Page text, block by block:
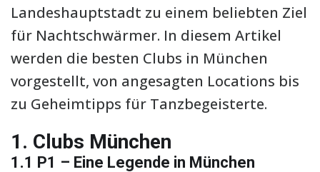
Landeshauptstadt zu einem beliebten Ziel
für Nachtschwärmer. In diesem Artikel
werden die besten Clubs in München
vorgestellt, von angesagten Locations bis
zu Geheimtipps für Tanzbegeisterte.
1. Clubs München
1.1 P1 – Eine Legende in München